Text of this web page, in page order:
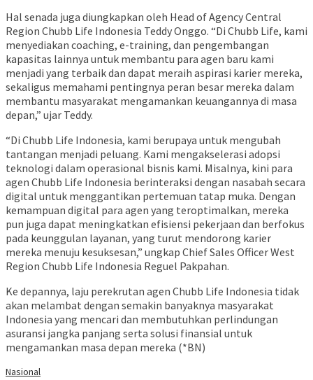
Hal senada juga diungkapkan oleh Head of Agency Central
Region Chubb Life Indonesia Teddy Onggo. “Di Chubb Life, kami
menyediakan coaching, e-training, dan pengembangan
kapasitas lainnya untuk membantu para agen baru kami
menjadi yang terbaik dan dapat meraih aspirasi karier mereka,
sekaligus memahami pentingnya peran besar mereka dalam
membantu masyarakat mengamankan keuangannya di masa
depan,” ujar Teddy.
“Di Chubb Life Indonesia, kami berupaya untuk mengubah
tantangan menjadi peluang. Kami mengakselerasi adopsi
teknologi dalam operasional bisnis kami. Misalnya, kini para
agen Chubb Life Indonesia berinteraksi dengan nasabah secara
digital untuk menggantikan pertemuan tatap muka. Dengan
kemampuan digital para agen yang teroptimalkan, mereka
pun juga dapat meningkatkan efisiensi pekerjaan dan berfokus
pada keunggulan layanan, yang turut mendorong karier
mereka menuju kesuksesan,” ungkap Chief Sales Officer West
Region Chubb Life Indonesia Reguel Pakpahan.
Ke depannya, laju perekrutan agen Chubb Life Indonesia tidak
akan melambat dengan semakin banyaknya masyarakat
Indonesia yang mencari dan membutuhkan perlindungan
asuransi jangka panjang serta solusi finansial untuk
mengamankan masa depan mereka (*BN)
Nasional